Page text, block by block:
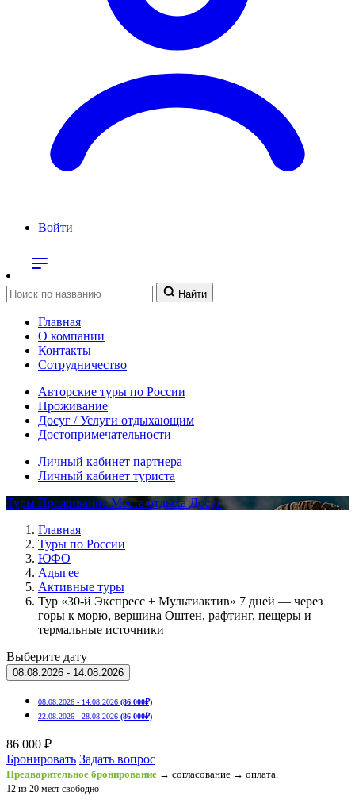
Войти
Найти
Главная
О компании
Контакты
Сотрудничество
Авторские туры по России
Проживание
Досуг / Услуги отдыхающим
Достопримечательности
Личный кабинет партнера
Личный кабинет туриста
Туры ПроживаниеМеста отдыха Досуг
Главная
Туры по России
ЮФО
Адыгее
Активные туры
Тур «30-й Экспресс + Мультиактив» 7 дней — через
горы к морю, вершина Оштен, рафтинг, пещеры и
термальные источники
Выберите дату
08.08.2026 - 14.08.2026
08.08.2026 - 14.08.2026 (86 000₽)
22.08.2026 - 28.08.2026 (86 000₽)
86 000 ₽
Бронировать Задать вопрос
Предварительное бронирование → согласование → оплата.
12 из 20 мест свободно